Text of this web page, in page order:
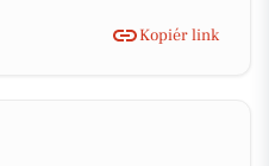
Kopiér link